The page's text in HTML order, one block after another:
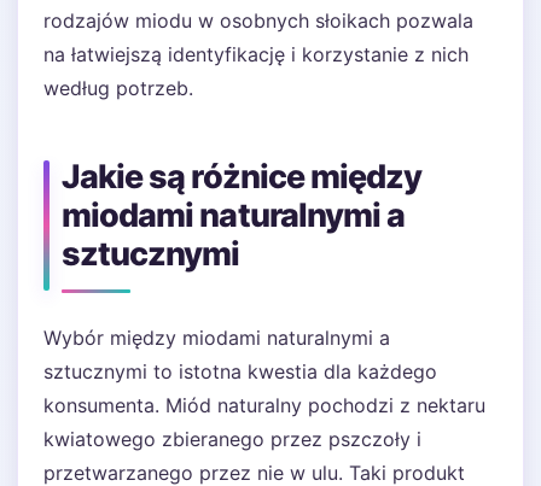
rodzajów miodu w osobnych słoikach pozwala
na łatwiejszą identyfikację i korzystanie z nich
według potrzeb.
Jakie są różnice między
miodami naturalnymi a
sztucznymi
Wybór między miodami naturalnymi a
sztucznymi to istotna kwestia dla każdego
konsumenta. Miód naturalny pochodzi z nektaru
kwiatowego zbieranego przez pszczoły i
przetwarzanego przez nie w ulu. Taki produkt